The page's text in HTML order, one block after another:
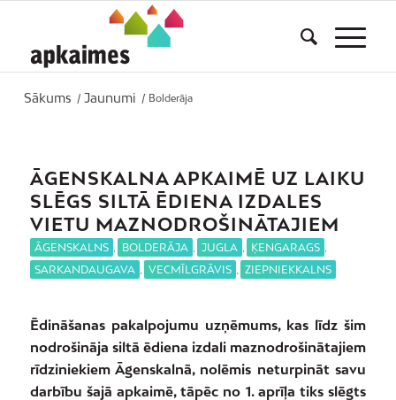
Sākums / Jaunumi / Bolderāja
ĀGENSKALNA APKAIMĒ UZ LAIKU
SLĒGS SILTĀ ĒDIENA IZDALES
VIETU MAZNODROŠINĀTAJIEM
ĀGENSKALNS , BOLDERĀJA , JUGLA , ĶENGARAGS ,
SARKANDAUGAVA , VECMĪLGRĀVIS , ZIEPNIEKKALNS
Ēdināšanas pakalpojumu uzņēmums, kas līdz šim
nodrošināja siltā ēdiena izdali maznodrošinātajiem
rīdziniekiem Āgenskalnā, nolēmis neturpināt savu
darbību šajā apkaimē, tāpēc no 1. aprīļa tiks slēgts